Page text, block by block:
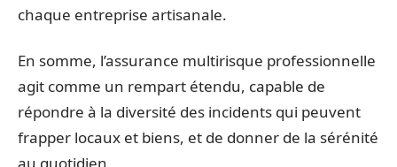
chaque entreprise artisanale.
En somme, l’assurance multirisque professionnelle
agit comme un rempart étendu, capable de
répondre à la diversité des incidents qui peuvent
frapper locaux et biens, et de donner de la sérénité
au quotidien.